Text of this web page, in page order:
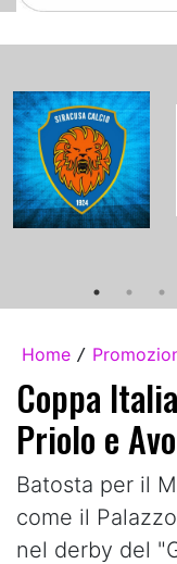
Home /
Coppa
Priolo e
Batosta per il
come il
nel derby del